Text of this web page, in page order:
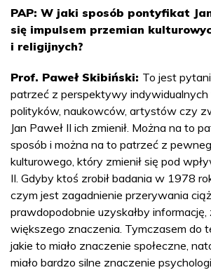
PAP: W jaki sposób pontyfikat
się impulsem przemian
i religijnych?
Prof. Paweł Skibiński: To jest
patrzeć z perspektywy indywidualnych
polityków, naukowców, artystów czy
Jan Paweł II ich zmienił. Można na to
sposób i można na to patrzeć z
kulturowego, który zmienił się pod
II. Gdyby ktoś zrobił badania w 1978
czym jest zagadnienie przerywania
prawdopodobnie uzyskałby informację,
większego znaczenia. Tymczasem do
jakie to miało znaczenie społeczne,
miało bardzo silne znaczenie